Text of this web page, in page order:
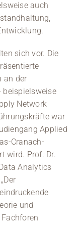
auch
sich vor. Die
an der
beispielsweise
Network
war
Applied
Cranach-
wird. Prof. Dr.
Analytics
und